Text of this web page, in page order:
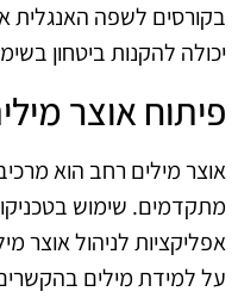
בקורסים לשפה האנגלית
יכולה להקנות ביטחון
פיתוח אוצר
אוצר מילים רחב הוא
מתקדמים. שימוש
אפליקציות לניהול אוצר
על למידת מילים